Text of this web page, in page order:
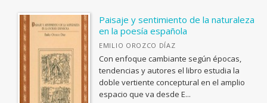
Sapientia
Jedoyi: estudios asiáticos
Catálogo de Exposiciones
Puntos de Fuga
Debates
Paisaje y sentimiento de la naturaleza
en la poesía española
EMILIO OROZCO DÍAZ
Con enfoque cambiante según épocas,
tendencias y autores el libro estudia la
doble vertiente conceptural en el amplio
espacio que va desde E...